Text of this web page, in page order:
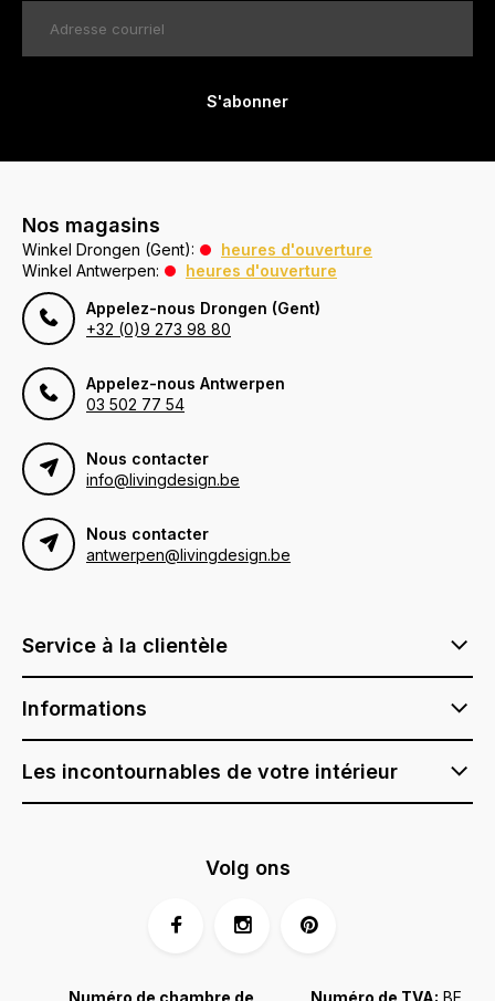
S'abonner
Nos magasins
Winkel Drongen (Gent):
heures d'ouverture
Winkel Antwerpen:
heures d'ouverture
Appelez-nous Drongen (Gent)
+32 (0)9 273 98 80
Appelez-nous Antwerpen
03 502 77 54
Nous contacter
info@livingdesign.be
Nous contacter
antwerpen@livingdesign.be
Service à la clientèle
Informations
Les incontournables de votre intérieur
Volg ons